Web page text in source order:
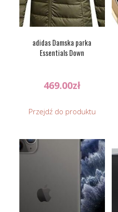
adidas Damska parka
Essentials Down
469.00zł
Przejdź do produktu